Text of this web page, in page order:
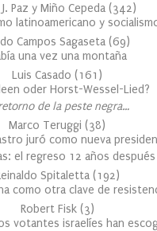
J. Paz y Miño Cepeda (342)
latinoamericano y
Campos Sagaseta (69)
una vez una montaña
Luis Casado (161 )
oder Horst-Wessel-Lied?
de la peste negra…
Marco Teruggi (38)
juró como nueva
el regreso 12 años después
Spitaletta (192)
como otra clave de
Robert Fisk (3)
votantes israelíes han